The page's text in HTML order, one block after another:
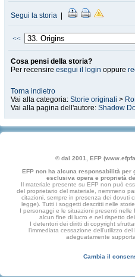
Segui la storia
<<
Cosa pensi della storia?
Per recensire esegui il login oppure
Torna indietro
Vai alla categoria: Storie originali >
Vai alla pagina dell'autore: Shadow
© dal 2001, EFP
EFP non ha alcuna responsabilità
esclusiva opera e proprietà
Il materiale presente su EFP non può
del proprietario del materiale, nemmeno
citazioni, sempre in presenza dei dovuti
legge). Tutti i soggetti descritti nelle
I personaggi e le situazioni presenti
alcun fine di lucro e nel rispetto
I detentori dei diritti di copyright
l'immediata cessazione dell'utilizzo
adeguatamente
Cambia il